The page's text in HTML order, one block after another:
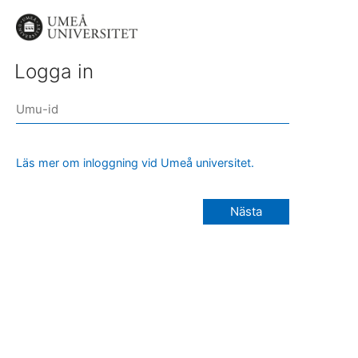
Logga in
Läs mer om inloggning vid Umeå universitet.
Nästa